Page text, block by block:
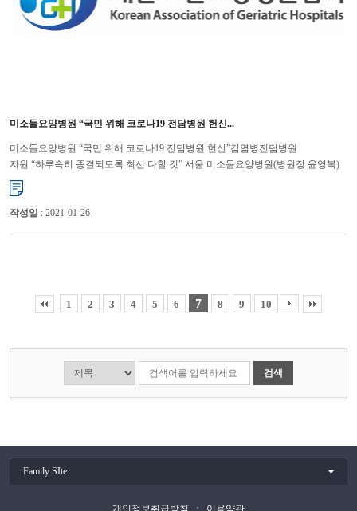
미소들요양병원 “국민 위해 코로나19 전담병원 헌신...
미소들요양병원 “국민 위해 코로나19 전담병원 헌신”감염병전담병원
자원 “하루속히 종결되도록 최선 다할 것” 서울 미소들요양병원(병원장 윤영복)
이 코로나19 환자들을 위한 감염병전담병원으로 자원...
작성일 : 2021-01-26
1 2 3 4 5 6 7 8 9 10
검색
Family SIte